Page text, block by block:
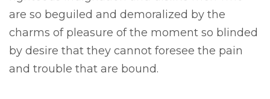
are so beguiled and demoralized by the
charms of pleasure of the moment so blinded
by desire that they cannot foresee the pain
and trouble that are bound.